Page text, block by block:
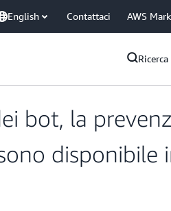
English Contattaci AWS
Ricerca
bot, la
disponibile